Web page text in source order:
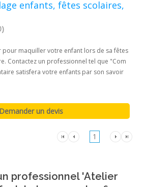
enfants, fêtes scolaires,
pour maquiller votre enfant lors de sa fêtes
Contactez un professionnel tel que "Com
satisfera votre enfants par son savoir
1
professionnel 'Atelier